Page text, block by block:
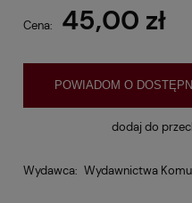
Cena: 45,00 zł
POWIADOM O
dodaj do
Wydawca: Wydawnictwa